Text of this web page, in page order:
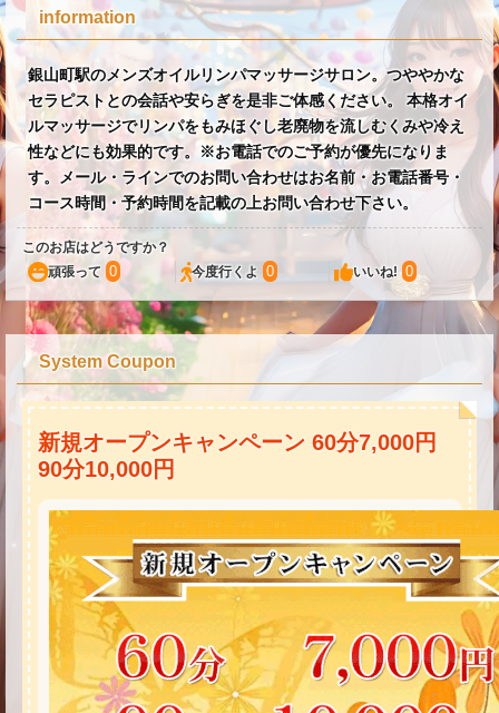
information
銀山町駅のメンズオイルリンパマッサージサロン。つややかな
セラピストとの会話や安らぎを是非ご体感ください。 本格オイ
ルマッサージでリンパをもみほぐし老廃物を流しむくみや冷え
性などにも効果的です。※お電話でのご予約が優先になりま
す。メール・ラインでのお問い合わせはお名前・お電話番号・
コース時間・予約時間を記載の上お問い合わせ下さい。
このお店はどうですか？
頑張って 0 今度行くよ 0 いいね! 0
System Coupon
新規オープンキャンペーン 60分7,000円
90分10,000円